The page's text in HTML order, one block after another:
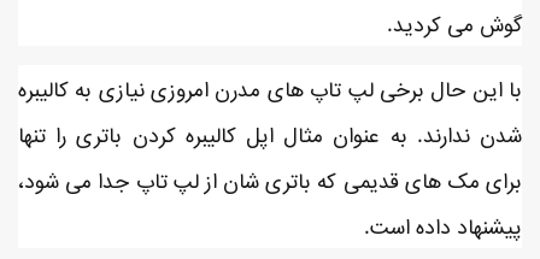
گوش می کردید.
با این حال برخی لپ تاپ های مدرن امروزی نیازی به کالیبره
شدن ندارند. به عنوان مثال اپل کالیبره کردن باتری را تنها
برای مک های قدیمی که باتری شان از لپ تاپ جدا می شود،
پیشنهاد داده است.